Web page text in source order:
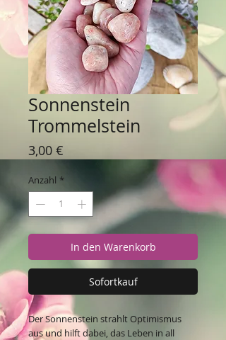
Sonnenstein
Trommelstein
3,00 €
Anzahl *
In den Warenkorb
Sofortkauf
Der Sonnenstein strahlt Optimismus
aus und hilft dabei, das Leben in all